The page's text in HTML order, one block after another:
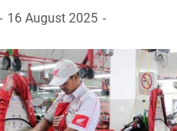
16 August 2025